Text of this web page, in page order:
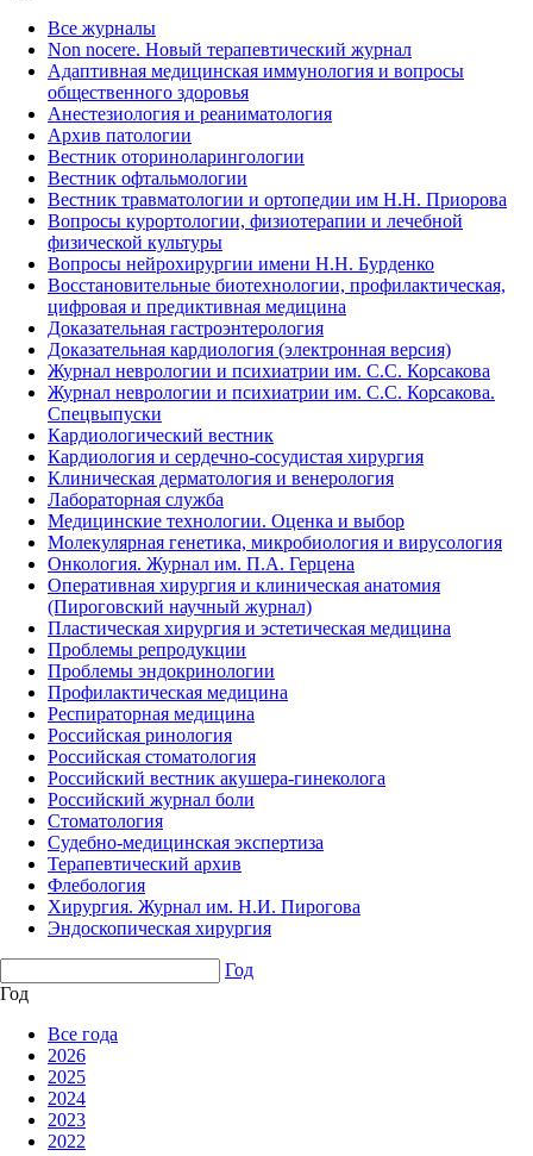
Все журналы
Non nocere. Новый терапевтический журнал
Адаптивная медицинская иммунология и вопросы
общественного здоровья
Анестезиология и реаниматология
Архив патологии
Вестник оториноларингологии
Вестник офтальмологии
Вестник травматологии и ортопедии им Н.Н. Приорова
Вопросы курортологии, физиотерапии и лечебной
физической культуры
Вопросы нейрохирургии имени Н.Н. Бурденко
Восстановительные биотехнологии, профилактическая,
цифровая и предиктивная медицина
Доказательная гастроэнтерология
Доказательная кардиология (электронная версия)
Журнал неврологии и психиатрии им. С.С. Корсакова
Журнал неврологии и психиатрии им. С.С. Корсакова.
Спецвыпуски
Кардиологический вестник
Кардиология и сердечно-сосудистая хирургия
Клиническая дерматология и венерология
Лабораторная служба
Медицинские технологии. Оценка и выбор
Молекулярная генетика, микробиология и вирусология
Онкология. Журнал им. П.А. Герцена
Оперативная хирургия и клиническая анатомия
(Пироговский научный журнал)
Пластическая хирургия и эстетическая медицина
Проблемы репродукции
Проблемы эндокринологии
Профилактическая медицина
Респираторная медицина
Российская ринология
Российская стоматология
Российский вестник акушера-гинеколога
Российский журнал боли
Стоматология
Судебно-медицинская экспертиза
Терапевтический архив
Флебология
Хирургия. Журнал им. Н.И. Пирогова
Эндоскопическая хирургия
Год
Год
Все года
2026
2025
2024
2023
2022